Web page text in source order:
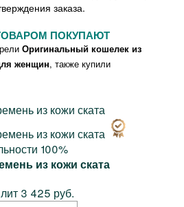
заказа.
ПОКУПАЮТ
Оригинальный кошелек из
женщин, также купили
100%
из кожи ската
3 425 руб.